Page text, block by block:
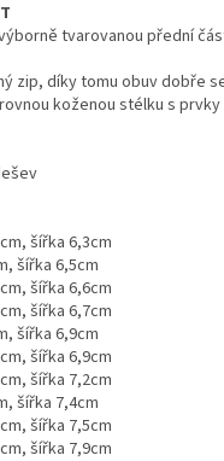
tvarovanou přední
zip, díky tomu obuv dobře
koženou stélku s
šířka 6,3cm
šířka 6,5cm
šířka 6,6cm
šířka 6,7cm
šířka 6,9cm
šířka 6,9cm
šířka 7,2cm
šířka 7,4cm
šířka 7,5cm
šířka 7,9cm